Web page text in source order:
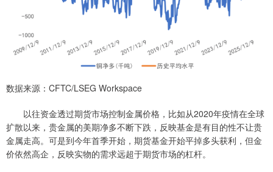
数据来源：CFTC/LSEG Workspace
以往资金透过期货市场控制金属价格，比如从2020年疫情在全球
扩散以来，贵金属的美期净多不断下跌，反映基金是有目的性不让贵
金属走高。可是到今年首季开始，期货基金开始平掉多头获利，但金
价依然高企，反映实物的需求远超于期货市场的杠杆。